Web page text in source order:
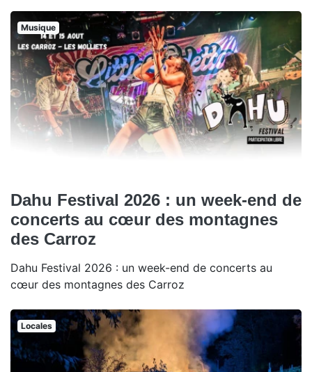
Musique
Dahu Festival 2026 : un week-end de
concerts au cœur des montagnes
des Carroz
Dahu Festival 2026 : un week-end de concerts au
cœur des montagnes des Carroz
Locales